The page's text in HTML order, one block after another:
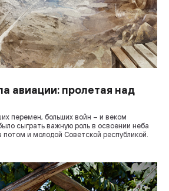
авиации: пролетая над
перемен, больших войн – и веком
сыграть важную роль в освоении неба
и молодой Советской республикой.